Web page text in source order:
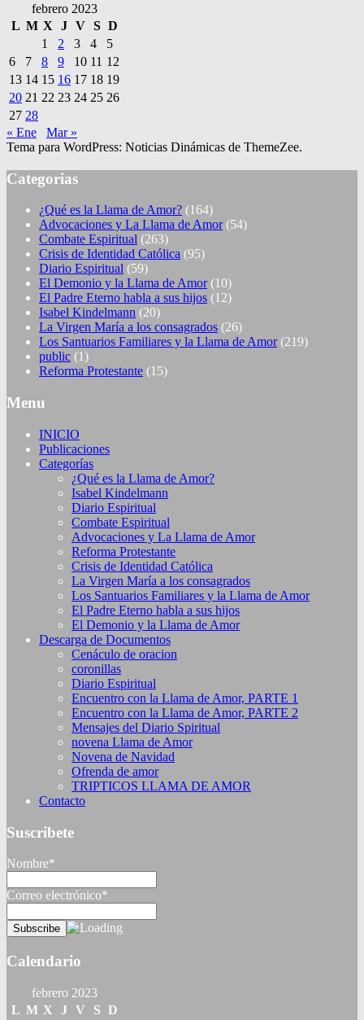
febrero 2023
L M X J V S D
1
2 3 4
5
6
7 8 9 10 11 12
13 14 15 16 17 18 19
20 21 22 23 24 25 26
27 28
« Ene
Mar »
Tema para WordPress: Noticias Dinámicas de ThemeZee.
Categorias
¿Qué es la Llama de Amor? (164)
Advocaciones y La Llama de Amor(54)
Combate Espiritual (263)
Crisis de Identidad Católica (95)
Diario Espiritual (59)
El Demonio y la Llama de Amor(10)
El Padre Eterno habla a sus hijos (12)
Isabel Kindelmann (20)
La Virgen María a los consagrados (26)
Los Santuarios Familiares y la Llama de Amor(219)
public (1)
Reforma Protestante (15)
Menu
INICIO
Publicaciones
Categorías
¿Qué es la Llama de Amor?
Isabel Kindelmann
Diario Espiritual
Combate Espiritual
Advocaciones y La Llama de Amor
Reforma Protestante
Crisis de Identidad Católica
La Virgen María a los consagrados
Los Santuarios Familiares y la Llama de Amor
El Padre Eterno habla a sus hijos
El Demonio y la Llama de Amor
Descarga de Documentos
Cenáculo de oracion
coronillas
Diario Espiritual
Encuentro con la Llama de Amor, PARTE 1
Encuentro con la Llama de Amor, PARTE 2
Mensajes del Diario Spiritual
novena Llama de Amor
Novena de Navidad
Ofrenda de amor
TRIPTICOS LLAMA DE AMOR
Contacto
Suscribete
Nombre*
Correo electrónico*
Calendario
febrero 2023
L M X J V S D